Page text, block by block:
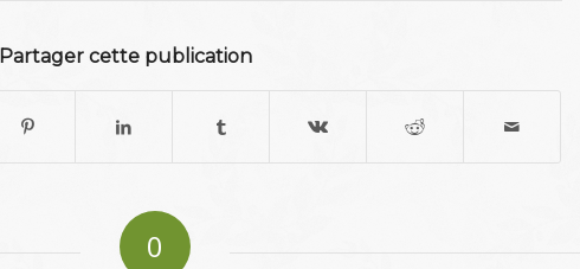
Partager cette publication
0